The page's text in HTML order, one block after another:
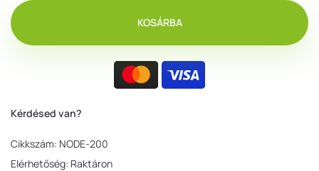
KOSÁRBA
Kérdésed van?
Cikkszám: NODE-200
Elérhetőség: Raktáron